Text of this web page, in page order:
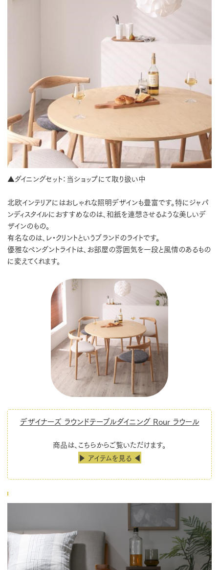
▲ダイニングセット：当ショップにて取り扱い中
北欧インテリアにはおしゃれな照明デザインも豊富です。特にジャパ
ンディスタイルにおすすめなのは、和紙を連想させるような美しいデ
ザインのもの。
有名なのは、レ・クリントというブランドのライトです。
優雅なペンダントライトは、お部屋の雰囲気を一段と風情のあるもの
に変えてくれます。
デザイナーズ ラウンドテーブルダイニング Rour ラウール
商品は、こちらからご覧いただけます。
▶ アイテムを見る ◀